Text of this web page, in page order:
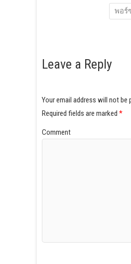
พอร์
Leave a Reply
Your email address will not be
Required fields are marked *
Comment